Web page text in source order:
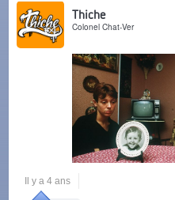
Thiche
Colonel Chat-Ver
Il y a 4 ans